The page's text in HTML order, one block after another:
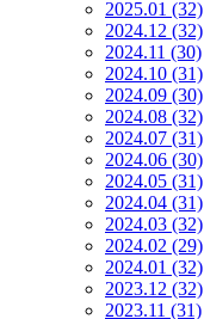
2025.01 (32)
2024.12 (32)
2024.11 (30)
2024.10 (31)
2024.09 (30)
2024.08 (32)
2024.07 (31)
2024.06 (30)
2024.05 (31)
2024.04 (31)
2024.03 (32)
2024.02 (29)
2024.01 (32)
2023.12 (32)
2023.11 (31)